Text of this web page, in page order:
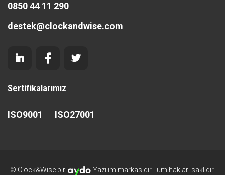
0850 44 11 290
destek@clockandwise.com
Sertifikalarımız
ISO9001 ISO27001
© Clock&Wise bir
Yazılım markasıdır.Tüm hakları saklıdır.